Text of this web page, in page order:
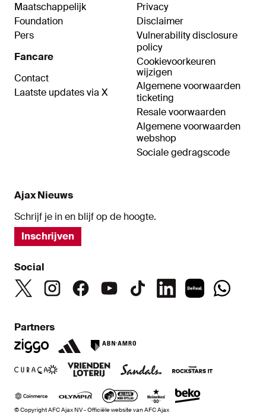
Maatschappelijk
Foundation
Pers
Fancare
Contact
Laatste updates via X
Privacy
Disclaimer
Vulnerability disclosure
policy
Cookievoorkeuren
wijzigen
Algemene voorwaarden
ticketing
Resale voorwaarden
Algemene voorwaarden
webshop
Sociale gedragscode
Ajax Nieuws
Schrijf je in en blijf op de hoogte.
Inschrijven
Social
Partners
© Copyright AFC Ajax NV - Officiële website van AFC Ajax